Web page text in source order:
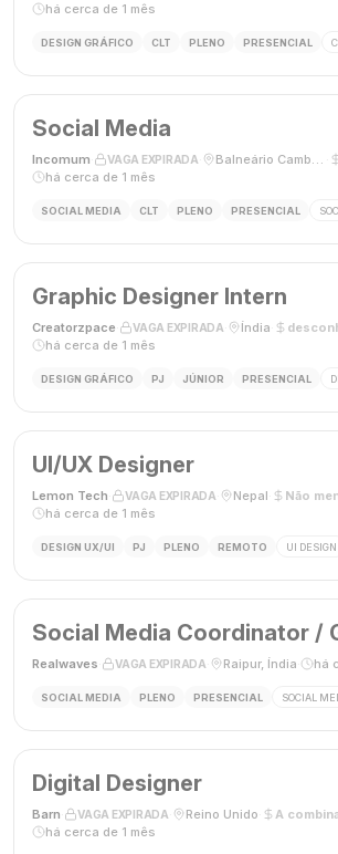
há cerca de 1 mês
DESIGN GRÁFICO CLT PLENO PRESENCIAL
Social Media
Incomum VAGA EXPIRADA Balneário Camboriú, SC
há cerca de 1 mês
SOCIAL MEDIA CLT PLENO PRESENCIAL
Graphic Designer Intern
Creatorzpace VAGA EXPIRADA Índia
há cerca de 1 mês
DESIGN GRÁFICO PJ JÚNIOR PRESENCIAL
UI/UX Designer
Lemon Tech VAGA EXPIRADA Nepal Não
há cerca de 1 mês
DESIGN UX/UI PJ PLENO REMOTO UI DESIGN
Realwaves VAGA EXPIRADA Raipur, Índia há
SOCIAL MEDIA PLENO PRESENCIAL SOCIAL
Digital Designer
Barn VAGA EXPIRADA Reino Unido A
há cerca de 1 mês